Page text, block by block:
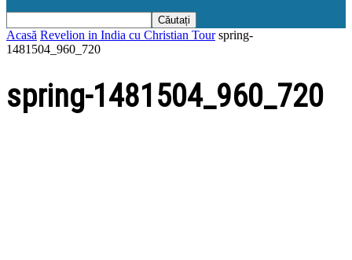
Acasă Revelion in India cu Christian Tour spring-
1481504_960_720
spring-1481504_960_720